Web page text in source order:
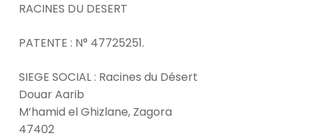
RACINES DU DESERT
PATENTE : N° 47725251.
SIEGE SOCIAL : Racines du Désert
Douar Aarib
M’hamid el Ghizlane, Zagora
47402